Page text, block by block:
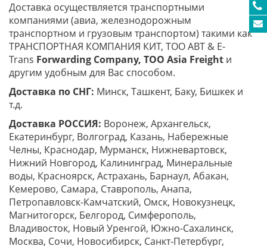
Доставка осуществляется транспортными
компаниями (авиа, железнодорожным
транспортном и грузовым транспортом) такими как
ТРАНСПОРТНАЯ КОМПАНИЯ КИТ, ТОО ABT & E-
Trans Forwarding Company, ТОО Asia Freight и
другим удобным для Вас способом.
Доставка по СНГ: Минск, Ташкент, Баку, Бишкек и
т.д.
Доставка РОССИЯ: Воронеж, Архангельск,
Екатеринбург, Волгоград, Казань, Набережные
Челны, Краснодар, Мурманск, Нижневартовск,
Нижний Новгород, Калининград, Минеральные
воды, Красноярск, Астрахань, Барнаул, Абакан,
Кемерово, Самара, Ставрополь, Анапа,
Петропавловск-Камчатский, Омск, Новокузнецк,
Магнитогорск, Белгород, Симферополь,
Владивосток, Новый Уренгой, Южно-Сахалинск,
Москва, Сочи, Новосибирск, Санкт-Петербург,